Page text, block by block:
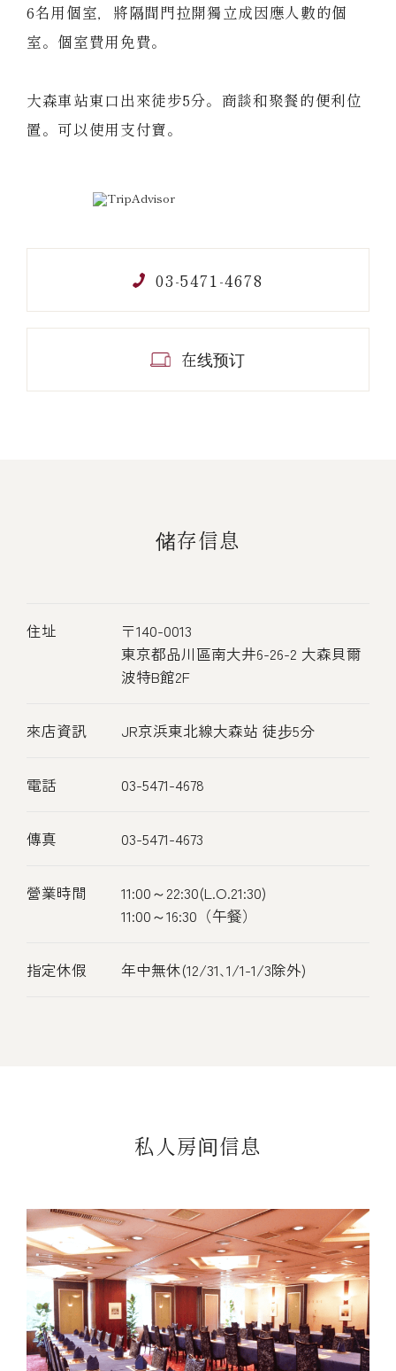
6名用個室，將隔間門拉開獨立成因應人數的個
室。個室費用免費。
大森車站東口出來徒步5分。商談和聚餐的便利位
置。 可以使用支付寶。
03-5471-4678
在线预订
储存信息
住址
〒140-0013
東京都品川區南大井6-26-2 大森貝爾
波特B館2F
來店資訊 JR京浜東北線大森站 徒步5分
電話 03-5471-4678
傳真 03-5471-4673
營業時間
11:00～22:30(L.O.21:30)
11:00～16:30（午餐）
指定休假 年中無休(12/31､1/1-1/3除外)
私人房间信息